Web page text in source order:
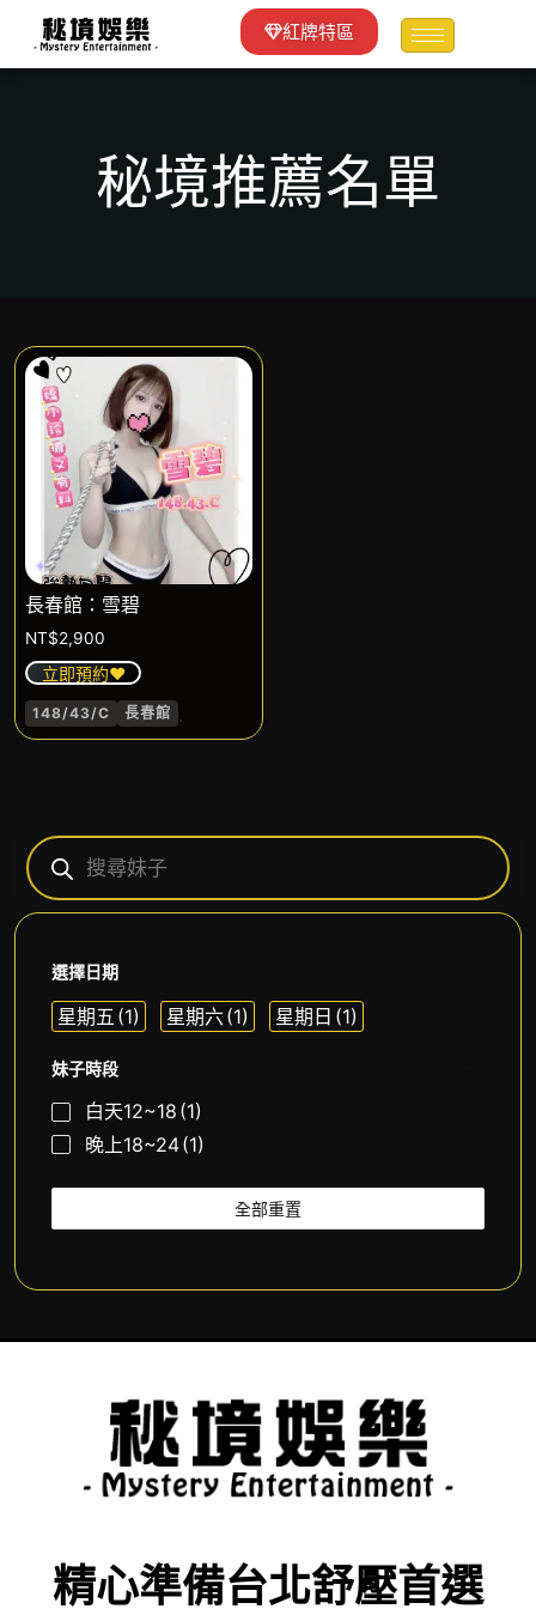
紅牌特區
秘境推薦名單
選擇日期
星期五 (1) 星期六(1) 星期日 (1)
妹子時段
白天12~18 (1)
晚上18~24(1)
全部重置
長春館：雪碧
NT$2,900
立即預約❤️
148/43/C 長春館 .
精心準備台北舒壓首選